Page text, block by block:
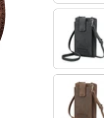
carbon - gris
kreta - marrón